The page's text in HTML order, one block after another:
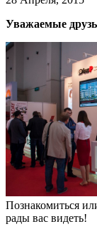
Уважаемые
Познакомиться
рады вас видеть!